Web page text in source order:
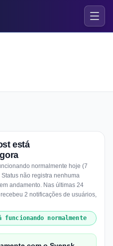
está
normalmente hoje (7
não registra nenhuma
andamento. Nas últimas 24
2 notificações de usuários,
normalmente